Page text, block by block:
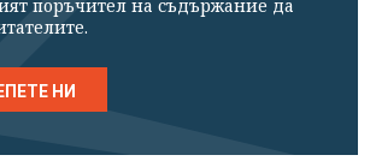
поръчител на съдържание да
НИ